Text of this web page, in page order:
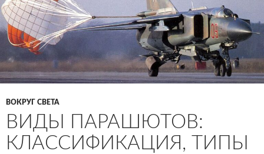
ВОКРУГ СВЕТА
ВИДЫ ПАРАШЮТОВ:
КЛАССИФИКАЦИЯ, ТИПЫ